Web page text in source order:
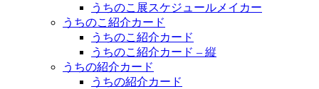
うちのこ展スケジュールメイカー
うちのこ紹介カード
うちのこ紹介カード
うちのこ紹介カード – 縦
うちの紹介カード
うちの紹介カード